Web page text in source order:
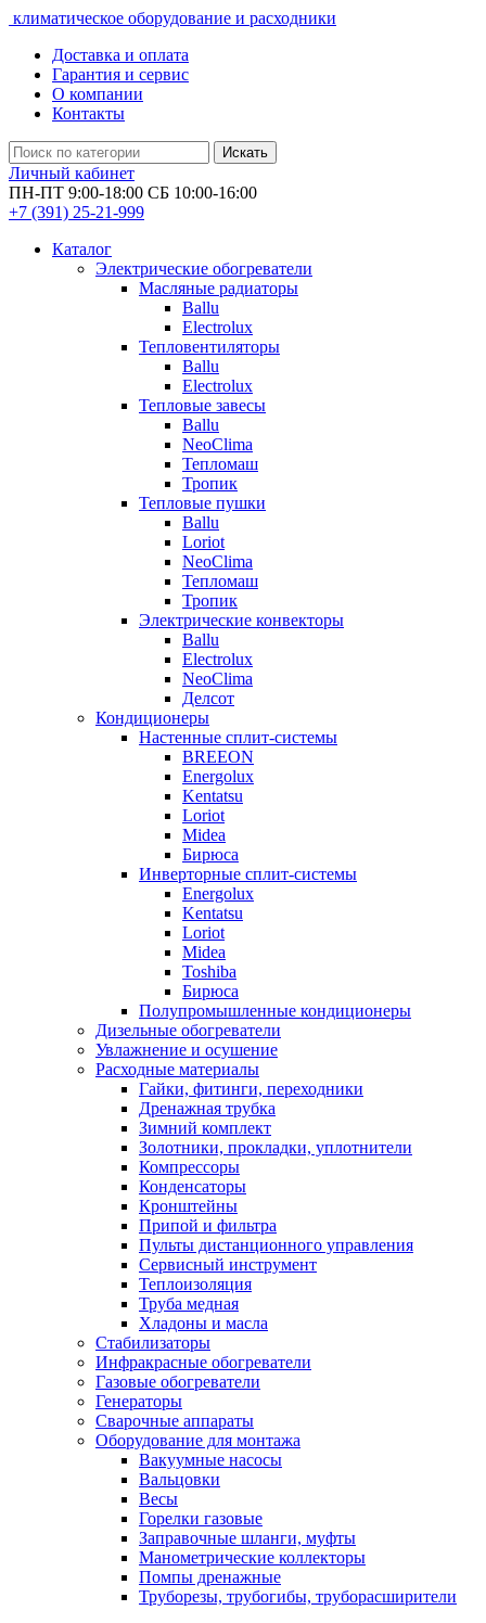
климатическое оборудование и расходники
Доставка и оплата
Гарантия и сервис
О компании
Контакты
Искать
Личный кабинет
ПН-ПТ 9:00-18:00 СБ 10:00-16:00
+7 (391) 25-21-999
Каталог
Электрические обогреватели
Масляные радиаторы
Ballu
Electrolux
Тепловентиляторы
Ballu
Electrolux
Тепловые завесы
Ballu
NeoClima
Тепломаш
Тропик
Тепловые пушки
Ballu
Loriot
NeoClima
Тепломаш
Тропик
Электрические конвекторы
Ballu
Electrolux
NeoClima
Делсот
Кондиционеры
Настенные сплит-системы
BREEON
Energolux
Kentatsu
Loriot
Midea
Бирюса
Инверторные сплит-системы
Energolux
Kentatsu
Loriot
Midea
Toshiba
Бирюса
Полупромышленные кондиционеры
Дизельные обогреватели
Увлажнение и осушение
Расходные материалы
Гайки, фитинги, переходники
Дренажная трубка
Зимний комплект
Золотники, прокладки, уплотнители
Компрессоры
Конденсаторы
Кронштейны
Припой и фильтра
Пульты дистанционного управления
Сервисный инструмент
Теплоизоляция
Труба медная
Хладоны и масла
Стабилизаторы
Инфракрасные обогреватели
Газовые обогреватели
Генераторы
Сварочные аппараты
Оборудование для монтажа
Вакуумные насосы
Вальцовки
Весы
Горелки газовые
Заправочные шланги, муфты
Манометрические коллекторы
Помпы дренажные
Труборезы, трубогибы, труборасширители